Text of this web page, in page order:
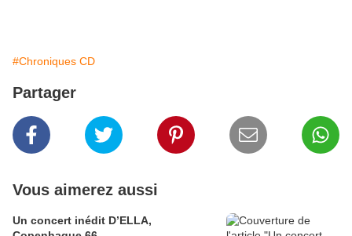
#Chroniques CD
Partager
Vous aimerez aussi
Un concert inédit D’ELLA,